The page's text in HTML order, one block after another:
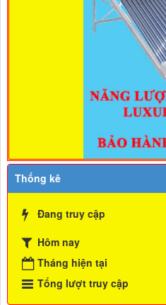
Thống kê
Đang truy cập
Hôm nay
Tháng hiện tại
Tổng lượt truy cập